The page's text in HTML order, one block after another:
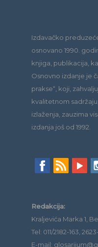
Izdavačko
osnovano 1990.
knjiga, publikacija,
Osnovno izdanje je
prakse“, koji,
kvalitetnom
izlaženja, zauzima
izdanja još od 1992.
Redakcija:
Kraljevića Marka 1,
Tel: 011/2182-163,
E-mail: